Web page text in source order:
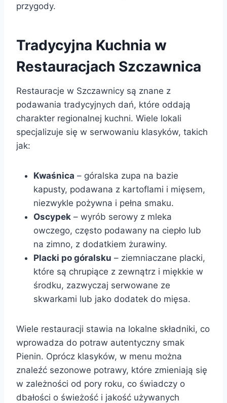
przygody.
Tradycyjna Kuchnia w
Restauracjach Szczawnica
Restauracje w Szczawnicy są znane z
podawania tradycyjnych dań, które oddają
charakter regionalnej kuchni. Wiele lokali
specjalizuje się w serwowaniu klasyków, takich
jak:
Kwaśnica – góralska zupa na bazie
kapusty, podawana z kartoflami i mięsem,
niezwykle pożywna i pełna smaku.
Oscypek – wyrób serowy z mleka
owczego, często podawany na ciepło lub
na zimno, z dodatkiem żurawiny.
Placki po góralsku – ziemniaczane placki,
które są chrupiące z zewnątrz i miękkie w
środku, zazwyczaj serwowane ze
skwarkami lub jako dodatek do mięsa.
Wiele restauracji stawia na lokalne składniki, co
wprowadza do potraw autentyczny smak
Pienin. Oprócz klasyków, w menu można
znaleźć sezonowe potrawy, które zmieniają się
w zależności od pory roku, co świadczy o
dbałości o świeżość i jakość używanych